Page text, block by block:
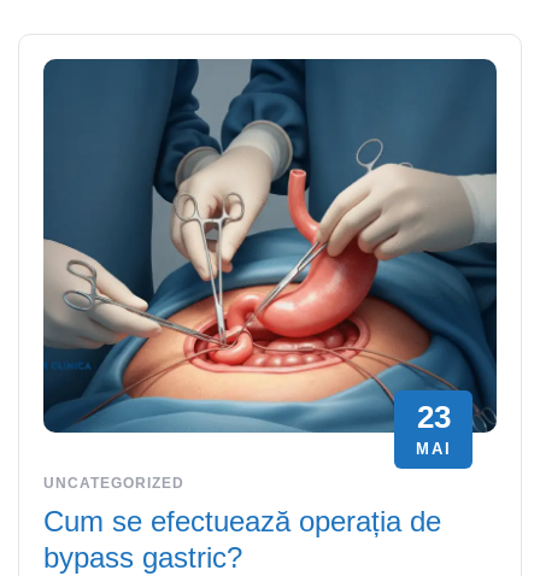
23
MAI
UNCATEGORIZED
Cum se efectuează operația de
bypass gastric?